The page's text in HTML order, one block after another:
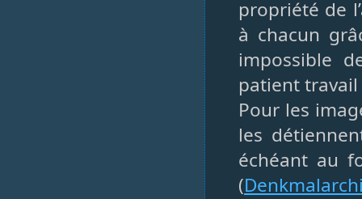
propriété de
à chacun
impossible
patient
Pour les
les
échéant au
(